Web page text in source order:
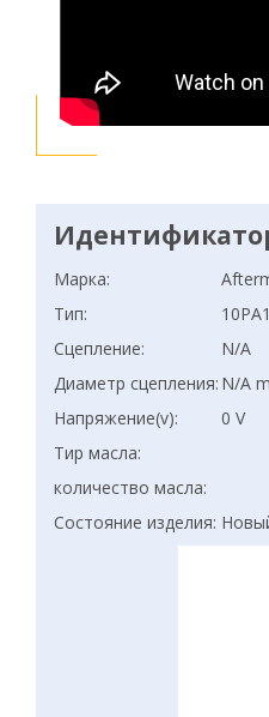
Марка:
Тип:
Сцепление:
N/A
Диаметр сцепления: N/A
Напряжение(v):
0 V
Тир масла:
количество масла:
Состояние изделия: